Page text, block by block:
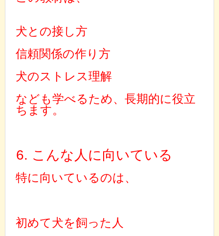
犬との接し方
信頼関係の作り方
犬のストレス理解
なども学べるため、長期的に役立
ちます。
6. こんな人に向いている
特に向いているのは、
初めて犬を飼った人